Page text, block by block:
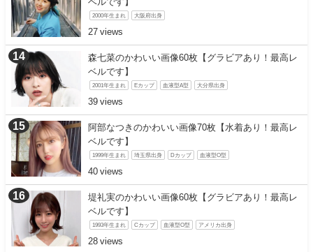
2000年生まれ 大阪府出身
27
森七菜のかわいい画像60枚【グラビアあり！最高レ
ベルです】
2001年生まれ Eカップ 血液型A型 大分県出身
39
阿部なつきのかわいい画像70枚【水着あり！最高レ
ベルです】
1999年生まれ 埼玉県出身 Dカップ 血液型O型
40
堤礼実のかわいい画像60枚【グラビアあり！最高レ
ベルです】
1993年生まれ Cカップ 血液型O型 アメリカ出身
28